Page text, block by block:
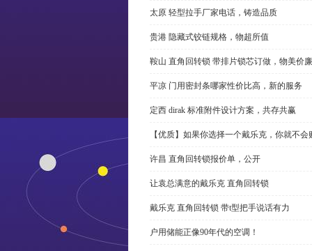
太原 轻型拉手厂家电话，铸造品质
贵港 隐藏式铰链规格，物超所值
鞍山 直角回转锁 带排片锁芯订做，物美价廉
平凉 门用密封条哪家性价比高，新的服务
定西 dirak 标准附件设计方案，共存共赢
【优质】如果你选择一个戴乐克，你就不
许昌 直角回转锁报价单，公开
让袁总满意的戴乐克 直角回转锁
戴乐克 直角回转锁 带t型把手说话有力
户用储能正像90年代的空调！